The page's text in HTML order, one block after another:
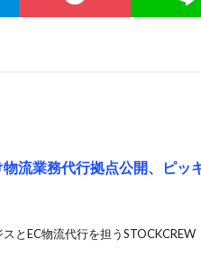
物流業務代行拠点公開、ピッ
とEC物流代行を担うSTOCKCREW